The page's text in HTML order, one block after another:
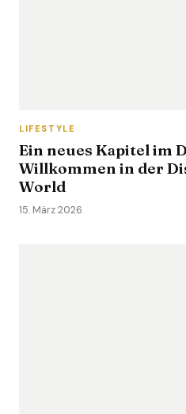
LIFESTYLE
Ein neues Kapitel im
Willkommen in der
World
15. März 2026